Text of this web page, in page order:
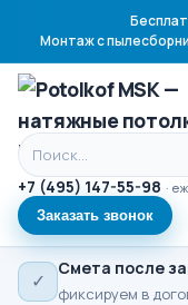
Монтаж с
Поиск по сайту
+7 (495) 147-55-98 ·
Заказать звонок
✓
Смета после
фиксируем в